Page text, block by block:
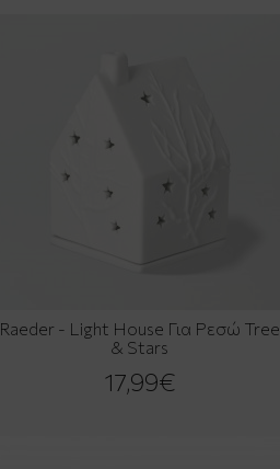
Raeder - Light House Για Ρεσώ Tree
& Stars
17,99€